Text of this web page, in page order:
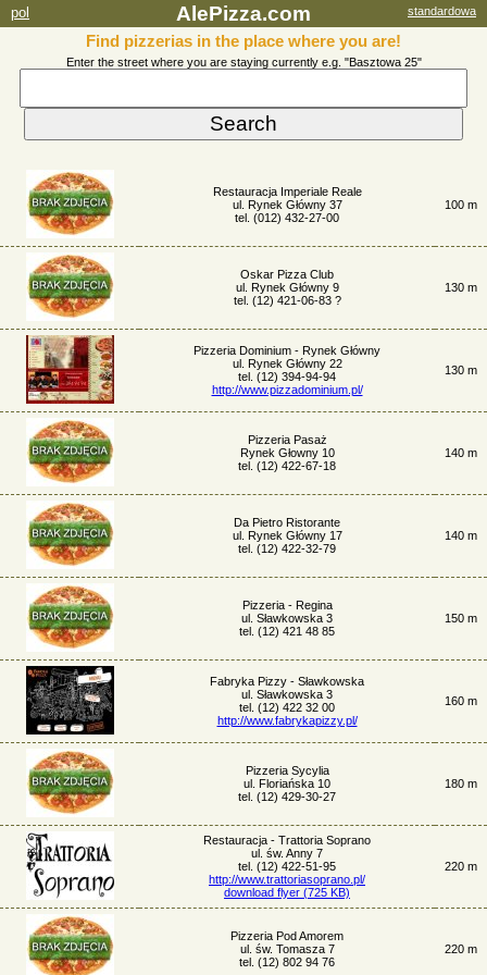
pol AlePizza.com standardowa
Find pizzerias in the place where you are!
Enter the street where you are staying currently e.g. "Basztowa 25"
Restauracja Imperiale Reale
ul. Rynek Główny 37
tel. (012) 432-27-00
100 m
Oskar Pizza Club
ul. Rynek Główny 9
tel. (12) 421-06-83 ?
130 m
Pizzeria Dominium - Rynek Główny
ul. Rynek Główny 22
tel. (12) 394-94-94
http://www.pizzadominium.pl/
130 m
Pizzeria Pasaż
Rynek Głowny 10
tel. (12) 422-67-18
140 m
Da Pietro Ristorante
ul. Rynek Główny 17
tel. (12) 422-32-79
140 m
Pizzeria - Regina
ul. Sławkowska 3
tel. (12) 421 48 85
150 m
Fabryka Pizzy - Sławkowska
ul. Sławkowska 3
tel. (12) 422 32 00
http://www.fabrykapizzy.pl/
160 m
Pizzeria Sycylia
ul. Floriańska 10
tel. (12) 429-30-27
180 m
Restauracja - Trattoria Soprano
ul. św. Anny 7
tel. (12) 422-51-95
http://www.trattoriasoprano.pl/
download flyer (725 KB)
220 m
Pizzeria Pod Amorem
ul. św. Tomasza 7
tel. (12) 802 94 76
220 m